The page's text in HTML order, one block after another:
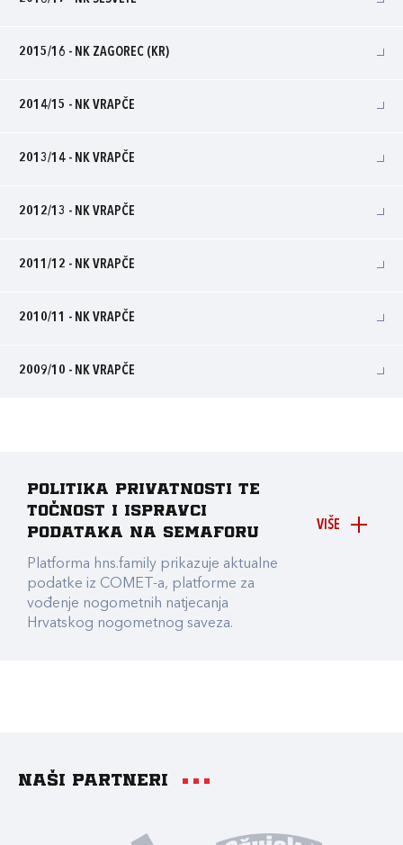
2015/16 - NK ZAGOREC (KR)
2014/15 - NK VRAPČE
2013/14 - NK VRAPČE
2012/13 - NK VRAPČE
2011/12 - NK VRAPČE
2010/11 - NK VRAPČE
2009/10 - NK VRAPČE
VIŠE
Politika privatnosti te
točnost i ispravci
podataka na Semaforu
Platforma hns.family prikazuje aktualne
podatke iz COMET-a, platforme za
vođenje nogometnih natjecanja
Hrvatskog nogometnog saveza.
Naši partneri